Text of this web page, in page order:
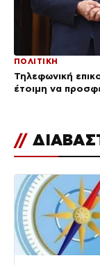
ΠΟΛΙΤΙΚΗ
Τηλεφωνική
έτοιμη να
//